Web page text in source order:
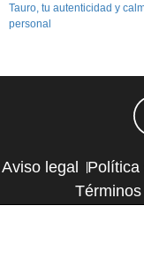
Tauro, tu autenticidad y
personal
Aviso legal Política